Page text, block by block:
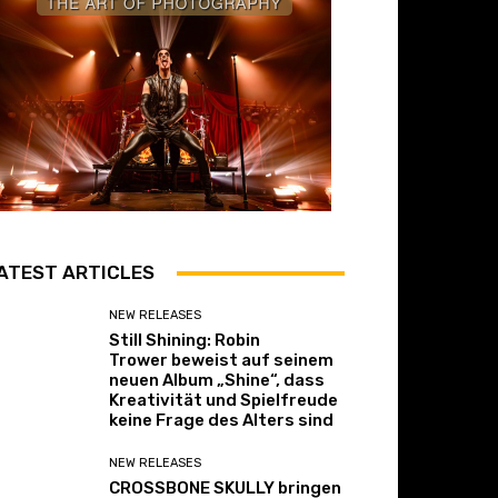
ARTICLES
NEW RELEASES
Still Shining: Robin
Trower beweist auf seinem
neuen Album „Shine“, dass
Kreativität und Spielfreude
keine Frage des Alters sind
NEW RELEASES
CROSSBONE SKULLY bringen